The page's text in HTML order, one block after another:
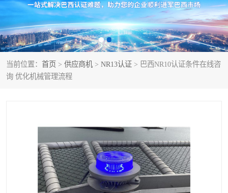
当前位置： 首页 > 供应商机 > NR13认证 > 巴西NR10认证条件在线咨
询 优化机械管理流程
NR12认证 NR13认证
ART认证 巴西NR认证
巴西认证 RETIE认证